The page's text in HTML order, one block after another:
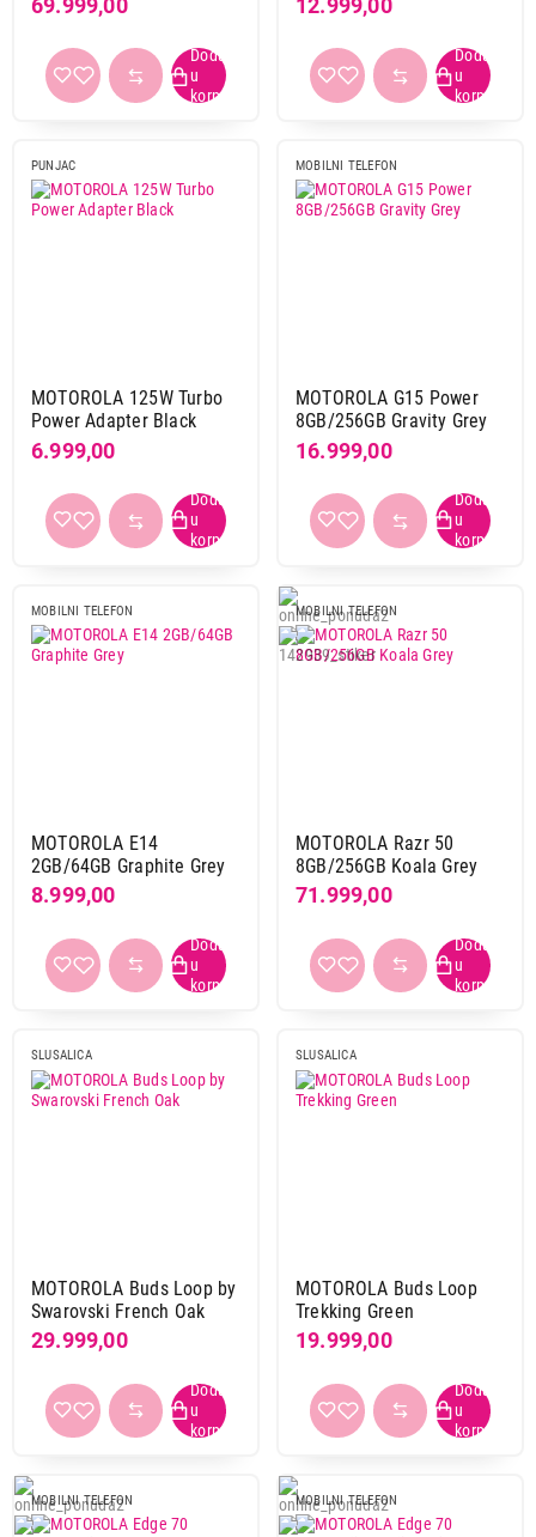
69.999,00 12.999,00
PUNJAC
MOTOROLA 125W Turbo
Power Adapter Black
6.999,00
MOBILNI TELEFON
MOTOROLA G15 Power
8GB/256GB Gravity Grey
16.999,00
MOBILNI TELEFON
MOTOROLA E14
2GB/64GB Graphite Grey
8.999,00
MOBILNI TELEFON
MOTOROLA Razr 50
8GB/256GB Koala Grey
71.999,00
SLUSALICA
MOTOROLA Buds Loop by
Swarovski French Oak
29.999,00
SLUSALICA
MOTOROLA Buds Loop
Trekking Green
19.999,00
MOBILNI TELEFON MOBILNI TELEFON